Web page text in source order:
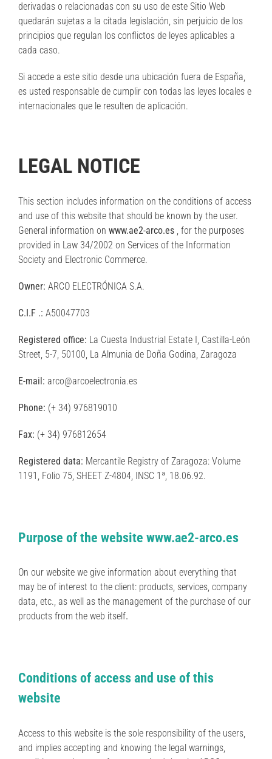
derivadas o relacionadas con su uso de este Sitio Web
quedarán sujetas a la citada legislación, sin perjuicio de los
principios que regulan los conflictos de leyes aplicables a
cada caso.
Si accede a este sitio desde una ubicación fuera de España,
es usted responsable de cumplir con todas las leyes locales e
internacionales que le resulten de aplicación.
LEGAL NOTICE
This section includes information on the conditions of access
and use of this website that should be known by the user.
General information on www.ae2-arco.es , for the purposes
provided in Law 34/2002 on Services of the Information
Society and Electronic Commerce.
Owner: ARCO ELECTRÓNICA S.A.
C.I.F .: A50047703
Registered office: La Cuesta Industrial Estate I, Castilla-León
Street, 5-7, 50100, La Almunia de Doña Godina, Zaragoza
E-mail: arco@arcoelectronia.es
Phone: (+ 34) 976819010
Fax: (+ 34) 976812654
Registered data: Mercantile Registry of Zaragoza: Volume
1191, Folio 75, SHEET Z-4804, INSC 1ª, 18.06.92.
Purpose of the website www.ae2-arco.es
On our website we give information about everything that
may be of interest to the client: products, services, company
data, etc., as well as the management of the purchase of our
products from the web itself.
Conditions of access and use of this
website
Access to this website is the sole responsibility of the users,
and implies accepting and knowing the legal warnings,